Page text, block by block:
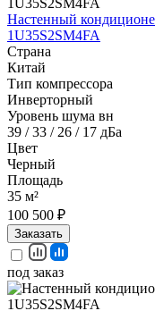
Настенный
1U35S2SM4FA
Страна
Китай
Тип компрессора
Инверторный
Уровень шума вн
39 / 33 / 26 / 17 дБа
Цвет
Черный
Площадь
35 м²
100 500 ₽
Заказать
под заказ